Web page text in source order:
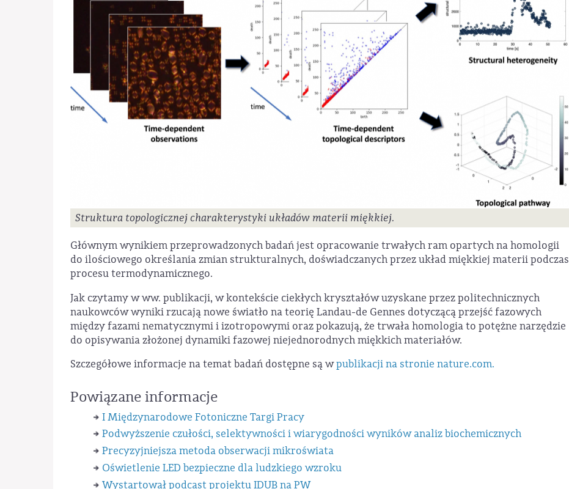
Struktura topologicznej charakterystyki układów materii miękkiej.
Głównym wynikiem przeprowadzonych badań jest opracowanie trwałych ram opartych na homologii
do ilościowego określania zmian strukturalnych, doświadczanych przez układ miękkiej materii podczas
procesu termodynamicznego.
Jak czytamy w ww. publikacji, w kontekście ciekłych kryształów uzyskane przez politechnicznych
naukowców wyniki rzucają nowe światło na teorię Landau-de Gennes dotyczącą przejść fazowych
między fazami nematycznymi i izotropowymi oraz pokazują, że trwała homologia to potężne narzędzie
do opisywania złożonej dynamiki fazowej niejednorodnych miękkich materiałów.
Szczegółowe informacje na temat badań dostępne są wpublikacji na stronie nature.com.
Powiązane informacje
I Międzynarodowe Fotoniczne Targi Pracy
Podwyższenie czułości, selektywności i wiarygodności wyników analiz biochemicznych
Precyzyjniejsza metoda obserwacji mikroświata
Oświetlenie LED bezpieczne dla ludzkiego wzroku
Wystartował podcast projektu IDUB na PW